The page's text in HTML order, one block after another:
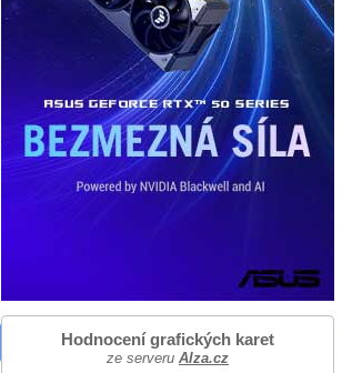
Hodnocení grafických karet
ze serveru Alza.cz